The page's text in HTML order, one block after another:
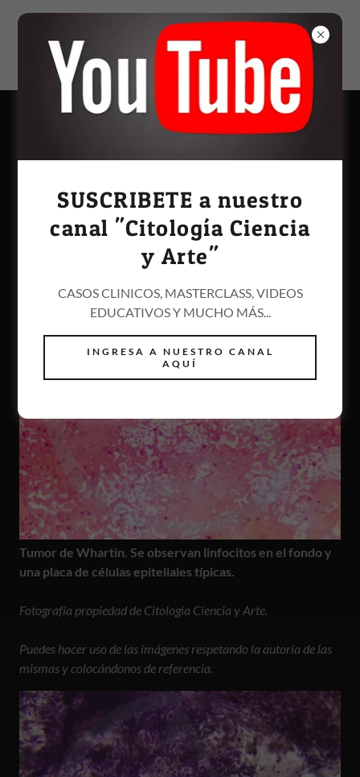
CITOLOGÍA DE
GLÁNDULA SALIVAL
Tumor de Whartin. Se observan linfocitos en el fondo y
una placa de células epiteliales típicas.
Fotografía propiedad de Citología Ciencia y Arte.
Puedes hacer uso de las imágenes respetando la autoría de las
mismas y colocándonos de referencia.
SUSCRIBETE a nuestro
canal "Citología Ciencia
y Arte"
CASOS CLINICOS, MASTERCLASS, VIDEOS
EDUCATIVOS Y MUCHO MÁS...
INGRESA A NUESTRO CANAL
AQUÍ